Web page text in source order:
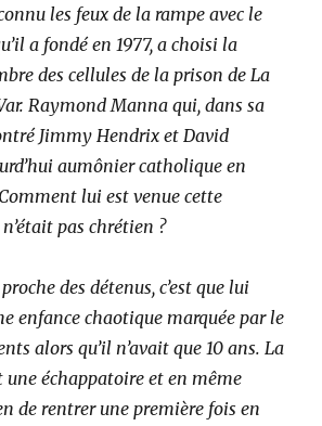
les feux de la rampe avec le
a fondé en 1977, a choisi la
des cellules de la prison de La
Raymond Manna qui, dans sa
Jimmy Hendrix et David
aumônier catholique en
lui est venue cette
pas chrétien ?
des détenus, c’est que lui
enfance chaotique marquée par le
alors qu’il n’avait que 10 ans. La
une échappatoire et en même
de rentrer une première fois en